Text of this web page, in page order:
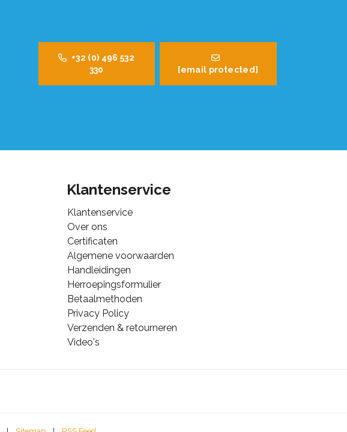
+32 (0) 496 532
330
[email protected]
Klantenservice
Klantenservice
Over ons
Certificaten
Algemene voorwaarden
Handleidingen
Herroepingsformulier
Betaalmethoden
Privacy Policy
Verzenden & retourneren
Video's